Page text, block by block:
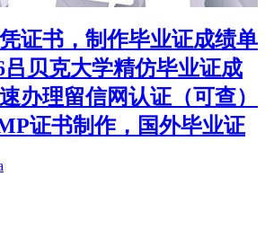
证书，制作毕业证成绩单
吕贝克大学精仿毕业证成
办理留信网认证（可查）
证书制作，国外毕业证